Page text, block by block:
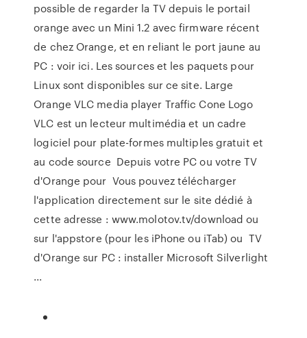
possible de regarder la TV depuis le portail
orange avec un Mini 1.2 avec firmware récent
de chez Orange, et en reliant le port jaune au
PC : voir ici. Les sources et les paquets pour
Linux sont disponibles sur ce site. Large
Orange VLC media player Traffic Cone Logo
VLC est un lecteur multimédia et un cadre
logiciel pour plate-formes multiples gratuit et
au code source Depuis votre PC ou votre TV
d'Orange pour Vous pouvez télécharger
l'application directement sur le site dédié à
cette adresse : www.molotov.tv/download ou
sur l'appstore (pour les iPhone ou iTab) ou TV
d'Orange sur PC : installer Microsoft Silverlight
...